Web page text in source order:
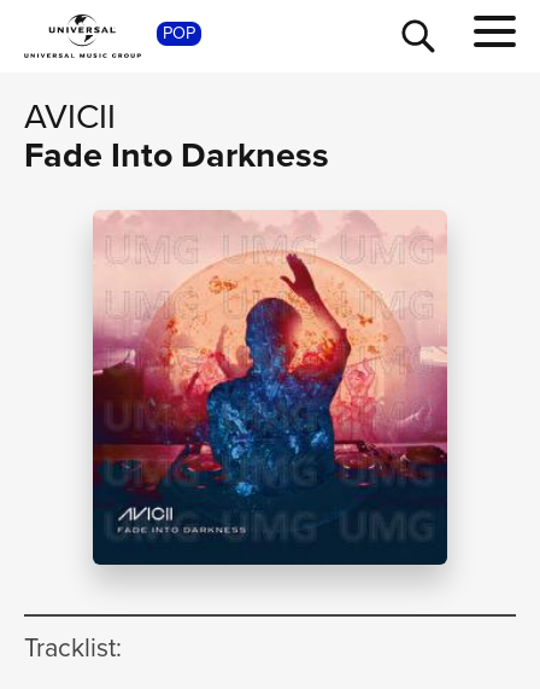
POP
AVICII
Fade Into Darkness
Tracklist:
SHOP
TOUR
NEWS